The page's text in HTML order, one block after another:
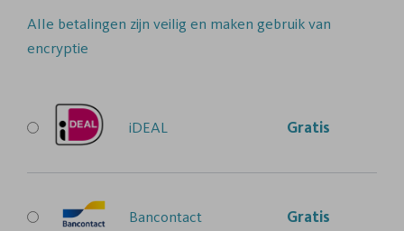
Alle betalingen zijn veilig en maken gebruik van
encryptie
iDEAL Gratis
Bancontact Gratis